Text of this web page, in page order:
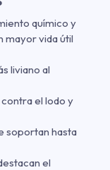
químico y
mayor vida útil
liviano al
el lodo y
soportan hasta
el